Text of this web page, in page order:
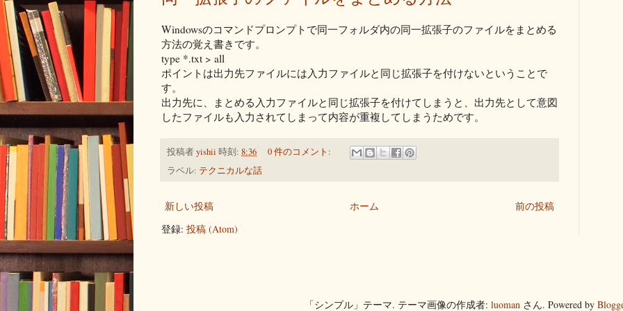
Windowsのコマンドプロンプトで同一フォルダ内の同一拡張子のファイルをまとめる
方法の覚え書きです。
type *.txt > all
ポイントは出力先ファイルには入力ファイルと同じ拡張子を付けないということで
す。
出力先に、まとめる入力ファイルと同じ拡張子を付けてしまうと、出力先として意図
したファイルも入力されてしまって内容が重複してしまうためです。
投稿者yishii 時刻: 8:36
0 件のコメント:
ラベル: テクニカルな話
新しい投稿 前の投稿
ホーム
登録: 投稿 (Atom)
「シンプル」テーマ. テーマ画像の作成者: luomanさん. Powered by